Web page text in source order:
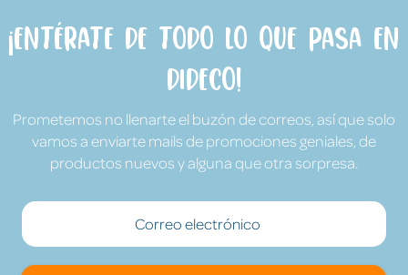
¡Entérate de todo lo que pasa en
Dideco!
Prometemos no llenarte el buzón de correos, así que solo
vamos a enviarte mails de promociones geniales, de
productos nuevos y alguna que otra sorpresa.